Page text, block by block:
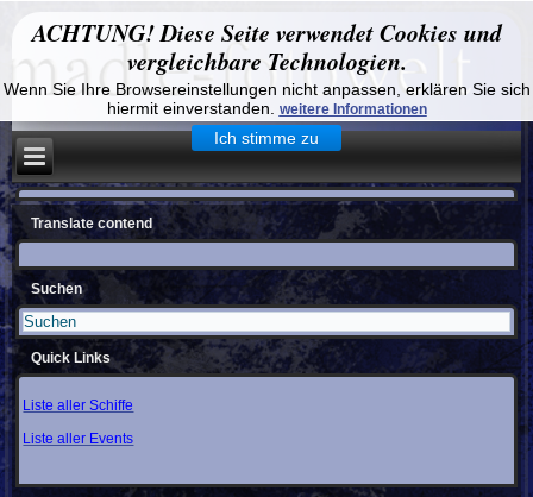
ACHTUNG! Diese Seite verwendet Cookies und
vergleichbare Technologien.
Wenn Sie Ihre Browsereinstellungen nicht anpassen, erklären Sie sich
hiermit einverstanden.
weitere Informationen
Ich stimme zu
Translate contend
Suchen
Quick Links
Liste aller Schiffe
Liste aller Events